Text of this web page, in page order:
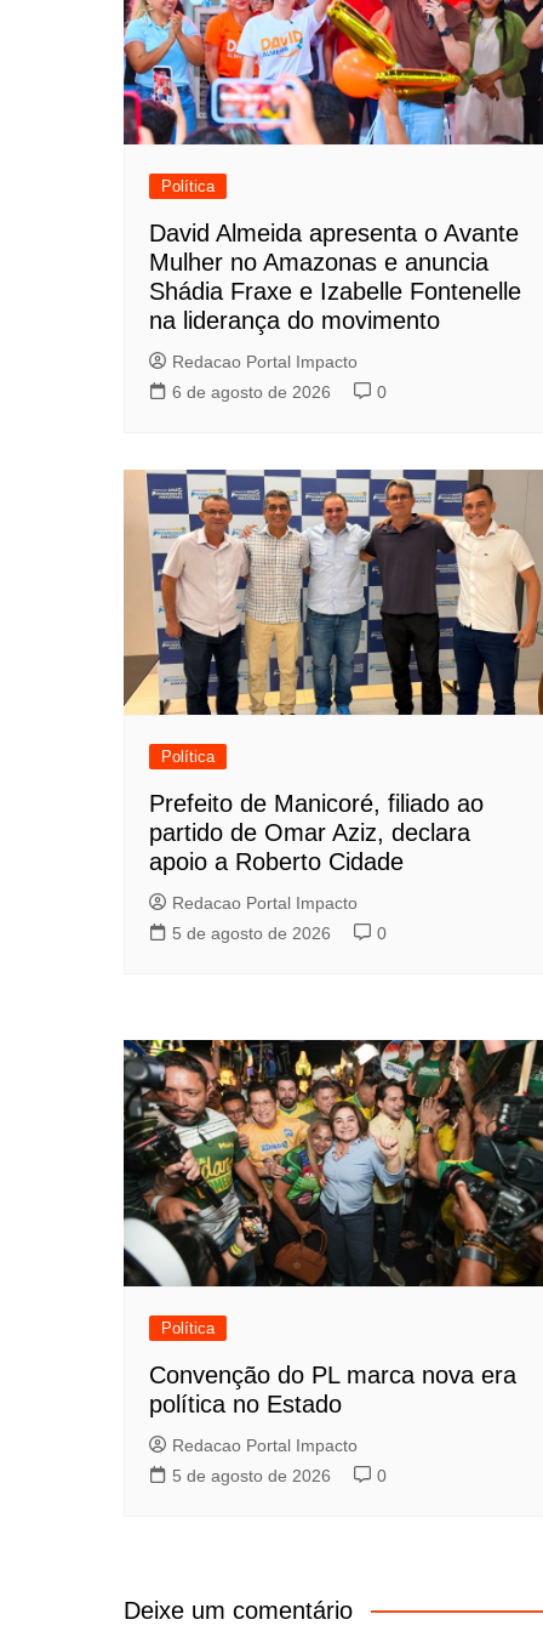
Política
David Almeida apresenta o Avante
Mulher no Amazonas e anuncia
Shádia Fraxe e Izabelle Fontenelle
na liderança do movimento
Redacao Portal Impacto
6 de agosto de 2026
0
Política
Prefeito de Manicoré, filiado ao
partido de Omar Aziz, declara
apoio a Roberto Cidade
Redacao Portal Impacto
5 de agosto de 2026
0
Política
Convenção do PL marca nova era
política no Estado
Redacao Portal Impacto
5 de agosto de 2026
0
Deixe um comentário